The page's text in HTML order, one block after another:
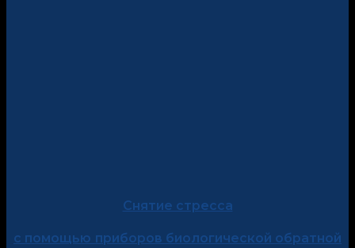
Снятие стресса
с помощью приборов биологической обратной